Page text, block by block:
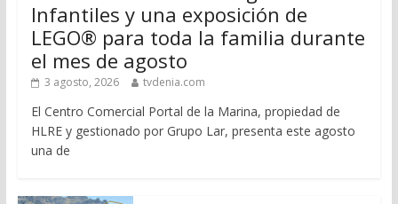
Infantiles y una exposición de
LEGO® para toda la familia durante
el mes de agosto
3 agosto, 2026 tvdenia.com
El Centro Comercial Portal de la Marina, propiedad de
HLRE y gestionado por Grupo Lar, presenta este agosto
una de